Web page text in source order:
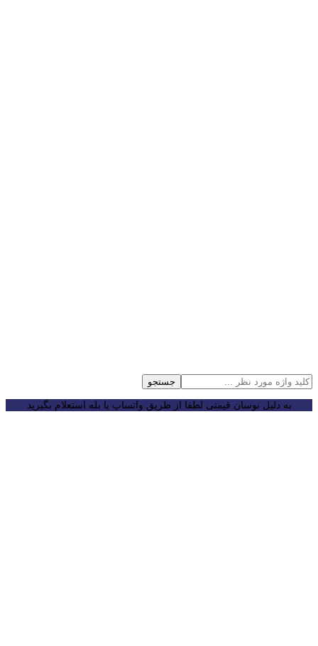
جستجو
به دلیل نوسان قیمتی لطفا از طریق واتساپ یا بله استعلام بگیرید